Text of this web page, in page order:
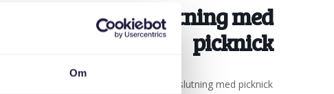
Om
Sommaravslutning med
picknick
Välkommen till vår mysiga sommaravslutning med picknick!